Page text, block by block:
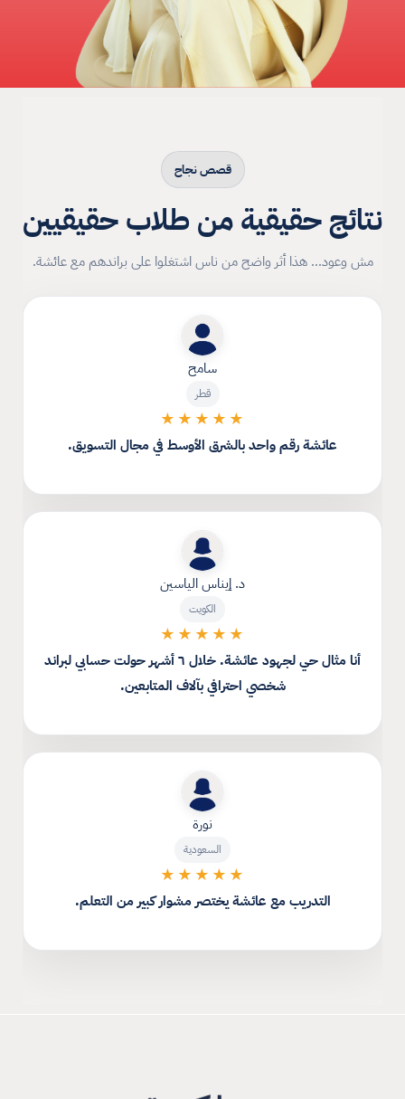
قصص نجاح
نتائج حقيقية من طلاب حقيقيين
مش وعود… هذا أثر واضح من ناس اشتغلوا على براندهم مع عائشة.
سامح
قطر
★★★★★
عائشة رقم واحد بالشرق الأوسط في مجال التسويق.
د. إيناس الياسين
الكويت
★★★★★
أنا مثال حي لجهود عائشة. خلال ٦ أشهر حولت حسابي لبراند
شخصي احترافي بآلاف المتابعين.
نورة
السعودية
★★★★★
التدريب مع عائشة يختصر مشوار كبير من التعلم.